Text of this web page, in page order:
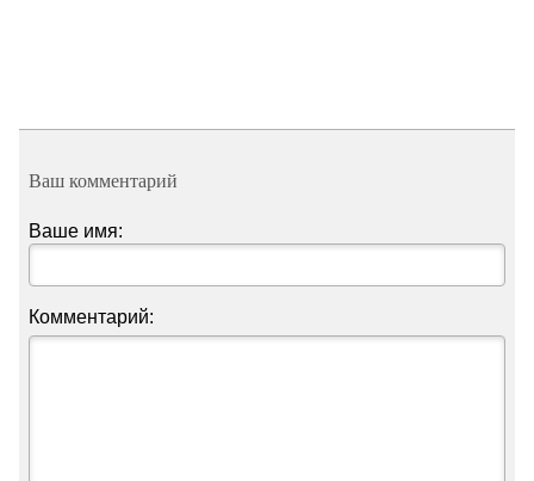
Ваш комментарий
Ваше имя:
Комментарий: